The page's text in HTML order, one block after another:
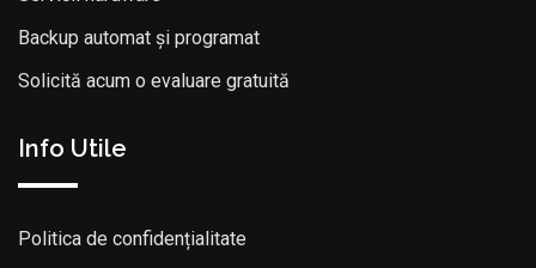
Backup automat și programat
Solicită acum o evaluare gratuită
Info Utile
Politica de confidențialitate